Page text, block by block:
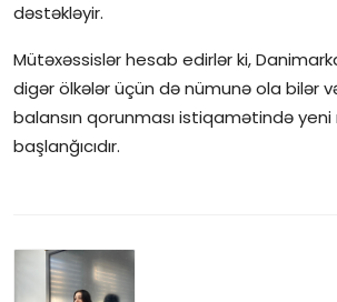
dəstəkləyir.
Mütəxəssislər hesab edirlər ki,
digər ölkələr üçün də nümunə ola bilər
balansın qorunması istiqamətində yeni
başlanğıcıdır.